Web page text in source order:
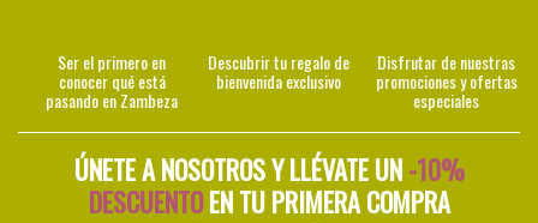
Ser el primero en
conocer qué está
pasando en Zambeza
Descubrir tu regalo de
bienvenida exclusivo
Disfrutar de nuestras
promociones y ofertas
especiales
ÚNETE A NOSOTROS Y LLÉVATE UN-10%
DESCUENTOEN TU PRIMERA COMPRA